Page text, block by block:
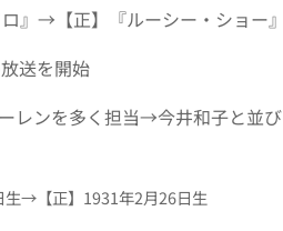
』→【正】『ルーシー・ショー』
送を開始
レンを多く担当→今井和子と並び
生→【正】1931年2月26日生